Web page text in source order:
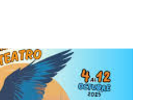
la presencien." La Casa del
en una gira
importante trabajo de teatro